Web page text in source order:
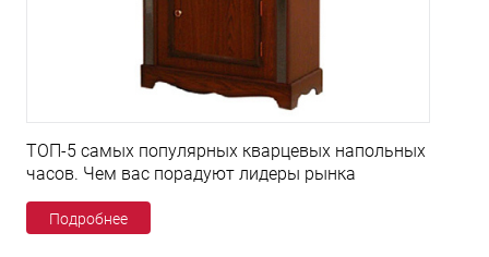
ТОП-5 самых популярных кварцевых напольных
часов. Чем вас порадуют лидеры рынка
Подробнее